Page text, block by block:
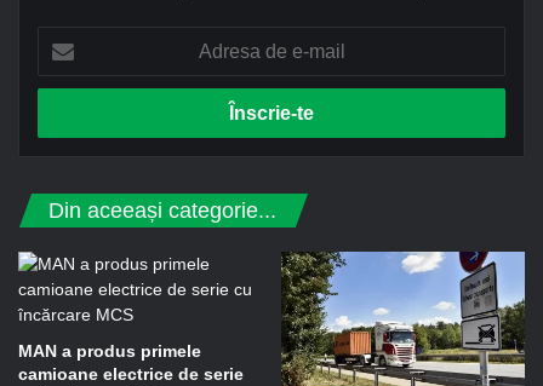
r
s
d
-
m
a
i
l
Din aceeași categorie...
MAN a produs primele
camioane electrice de serie